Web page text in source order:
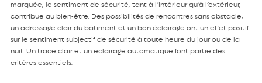
marquée, le sentiment de sécurité, tant à l’intérieur qu’à l’extérieur,
contribue au bien-être. Des possibilités de rencontres sans obstacle,
un adressage clair du bâtiment et un bon éclairage ont un effet positif
sur le sentiment subjectif de sécurité à toute heure du jour ou de la
nuit. Un tracé clair et un éclairage automatique font partie des
critères essentiels.